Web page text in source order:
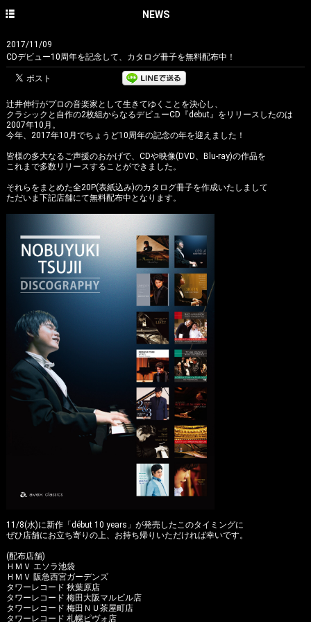
NEWS
2017/11/09
CDデビュー10周年を記念して、カタログ冊子を無料配布中！
辻井伸行がプロの音楽家として生きてゆくことを決心し、
クラシックと自作の2枚組からなるデビューCD『debut』をリリースしたのは
2007年10月。
今年、2017年10月でちょうど10周年の記念の年を迎えました！
皆様の多大なるご声援のおかげで、CDや映像(DVD、Blu-ray)の作品を
これまで多数リリースすることができました。
それらをまとめた全20P(表紙込み)のカタログ冊子を作成いたしまして
ただいま下記店舗にて無料配布中となります。
11/8(水)に新作「début 10 years」が発売したこのタイミングに
ぜひ店舗にお立ち寄りの上、お持ち帰りいただければ幸いです。
(配布店舗)
ＨＭＶ エソラ池袋
ＨＭＶ 阪急西宮ガーデンズ
タワーレコード 秋葉原店
タワーレコード 梅田大阪マルビル店
タワーレコード 梅田ＮＵ茶屋町店
タワーレコード 札幌ピヴォ店
NEWS
CONCERT
PROFILE
CONTACT
English site
avex classics official site
avex classics facebook
avex classics twitter
avex classics YouTube
Instagram